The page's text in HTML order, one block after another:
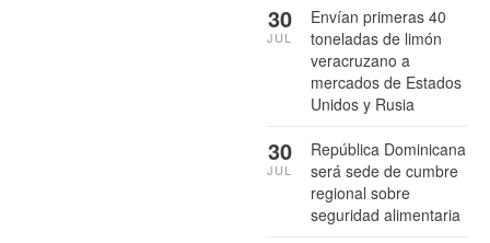
Envían primeras 40
toneladas de limón
veracruzano a
mercados de Estados
Unidos y Rusia
30
JUL
República Dominicana
será sede de cumbre
regional sobre
seguridad alimentaria
30
JUL